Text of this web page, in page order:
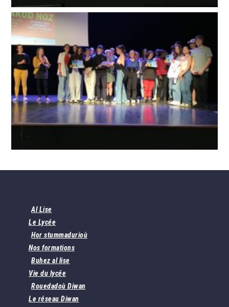
Al Lise
Le Lycée
Hor stummadurioù
Nos formations
Buhez al lise
Vie du lycée
Rouedadoù Diwan
Le réseau Diwan